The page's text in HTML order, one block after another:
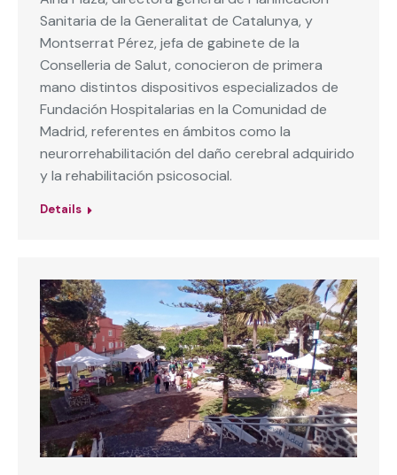
Sanitaria de la Generalitat de Catalunya, y
Montserrat Pérez, jefa de gabinete de la
Conselleria de Salut, conocieron de primera
mano distintos dispositivos especializados de
Fundación Hospitalarias en la Comunidad de
Madrid, referentes en ámbitos como la
neurorrehabilitación del daño cerebral adquirido
y la rehabilitación psicosocial.
Details